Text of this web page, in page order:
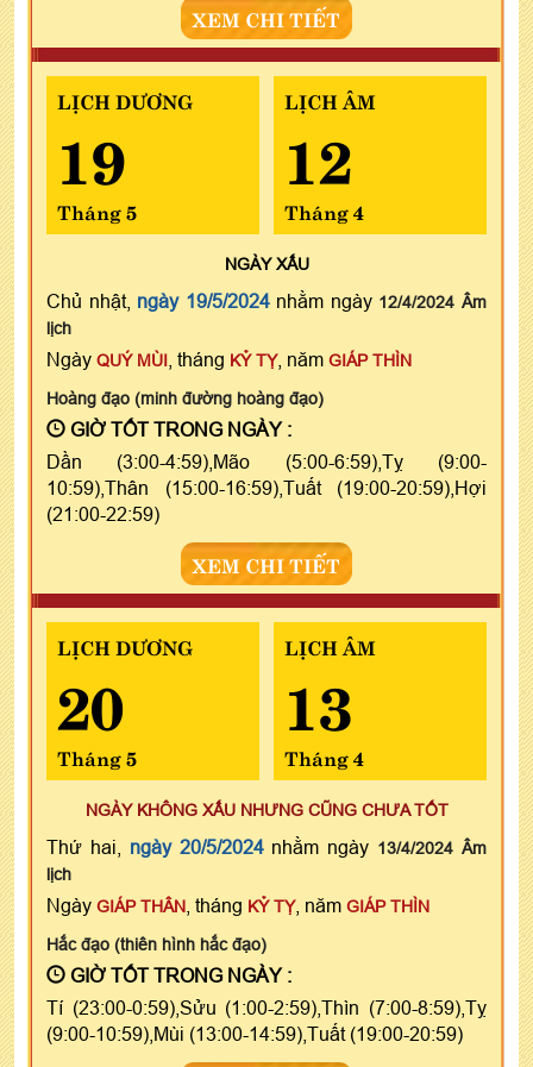
XEM CHI TIẾT
LỊCH DƯƠNG
19
Tháng 5
LỊCH ÂM
12
Tháng 4
NGÀYXẤU
Chủ nhật, ngày 19/5/2024nhằm ngày 12/4/2024 Âm
lịch
Ngày QUÝ MÙI , tháng KỶ TỴ, năm GIÁP THÌN
Hoàng đạo (minh đường hoàng đạo)
GIỜ TỐT TRONG NGÀY :
Dần (3:00-4:59),Mão (5:00-6:59),Tỵ (9:00-
10:59),Thân (15:00-16:59),Tuất (19:00-20:59),Hợi
(21:00-22:59)
XEM CHI TIẾT
LỊCH DƯƠNG
20
Tháng 5
LỊCH ÂM
13
Tháng 4
NGÀY KHÔNG XẤU NHƯNG CŨNG CHƯA TỐT
Thứ hai, ngày 20/5/2024nhằm ngày 13/4/2024 Âm
lịch
Ngày GIÁP THÂN , tháng KỶ TỴ, năm GIÁP THÌN
Hắc đạo (thiên hình hắc đạo)
GIỜ TỐT TRONG NGÀY :
Tí (23:00-0:59),Sửu (1:00-2:59),Thìn (7:00-8:59),Tỵ
(9:00-10:59),Mùi (13:00-14:59),Tuất (19:00-20:59)